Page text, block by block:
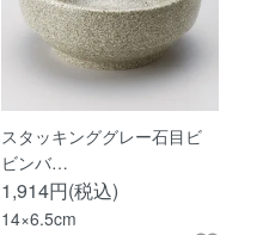
スタッキンググレー石目ビ
ビンバ…
1,914円(税込)
14×6.5cm